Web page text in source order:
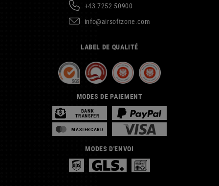
+43 7252 50900
info@airsoftzone.com
LABEL DE QUALITÉ
MODES DE PAIEMENT
BANK
TRANSFER
MASTERCARD
MODES D'ENVOI